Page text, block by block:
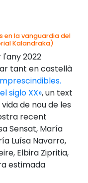
en la vanguardia del
Kalandraka)
2022
tant en castellà
siglo XX», un text
de nou de les
recent
Sensat, María
Luísa Navarro,
Elbira Zipritia,
estimada